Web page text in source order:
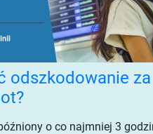
odszkodowanie za
o co najmniej 3